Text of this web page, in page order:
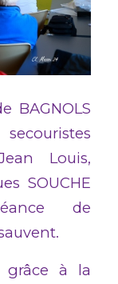
BAGNOLS
Louis,
SOUCHE
de
grâce à la